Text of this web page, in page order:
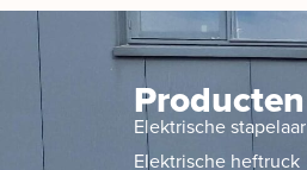
Producten
Elektrische stapelaar
Elektrische heftruck